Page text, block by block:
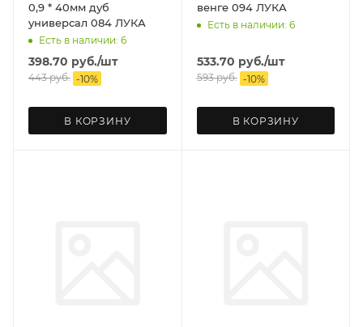
0,9 * 40мм дуб
универсал 084 ЛУКА
Есть в наличии: 6
398.70 руб./шт
443руб. -10%
В КОРЗИНУ
венге 094 ЛУКА
Есть в наличии: 6
533.70 руб./шт
593руб. -10%
В КОРЗИНУ